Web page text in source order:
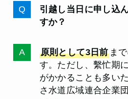
引越し当日に申し込
すか？
原則として3日前ま
す。ただし、繫忙期
がかかることも多い
さ水道広域連合企業